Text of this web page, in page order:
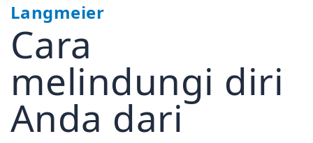
Langmeier
Cara
melindungi diri
Anda dari